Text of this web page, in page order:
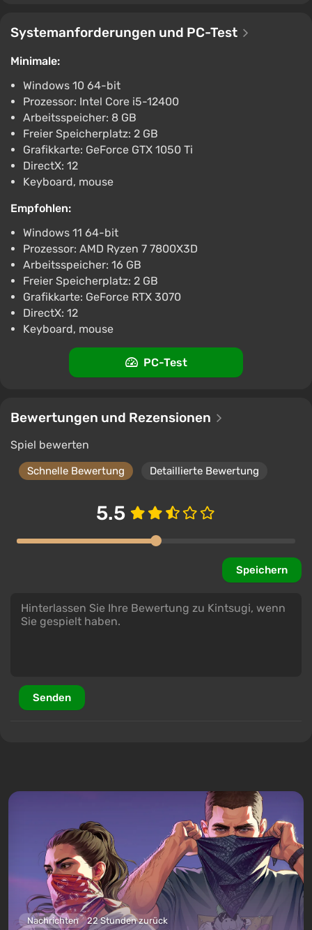
Systemanforderungen und PC-Test
Minimale:
Windows 10 64-bit
Prozessor: Intel Core i5-12400
Arbeitsspeicher: 8 GB
Freier Speicherplatz: 2 GB
Grafikkarte: GeForce GTX 1050 Ti
DirectX: 12
Keyboard, mouse
Empfohlen:
Windows 11 64-bit
Prozessor: AMD Ryzen 7 7800X3D
Arbeitsspeicher: 16 GB
Freier Speicherplatz: 2 GB
Grafikkarte: GeForce RTX 3070
DirectX: 12
Keyboard, mouse
PC-Test
Bewertungen und Rezensionen
Spiel bewerten
Schnelle Bewertung Detaillierte Bewertung
5.5
Speichern
Senden
Nachrichten 22 Stunden zurück